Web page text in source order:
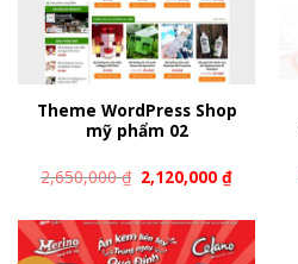
Theme WordPress Shop
mỹ phẩm 02
2,650,000₫ 2,120,000₫